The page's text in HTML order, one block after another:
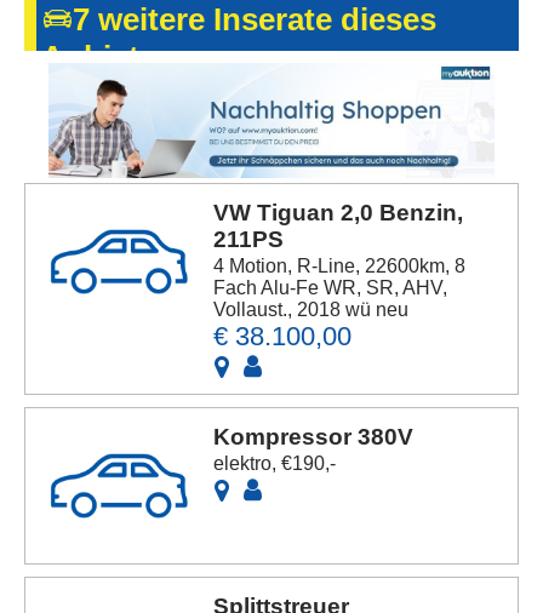
7 weitere Inserate dieses
Anbieters
VW Tiguan 2,0 Benzin,
211PS
4 Motion, R-Line, 22600km, 8
Fach Alu-Fe WR, SR, AHV,
Vollaust., 2018 wü neu
€ 38.100,00
Kompressor 380V
elektro, €190,-
Splittstreuer